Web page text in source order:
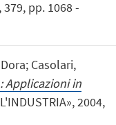
379, pp. 1068 -
Casolari,
Applicazioni in
2004,